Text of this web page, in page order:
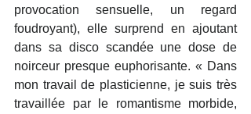
provocation sensuelle, un regard
foudroyant), elle surprend en ajoutant
dans sa disco scandée une dose de
noirceur presque euphorisante. « Dans
mon travail de plasticienne, je suis très
travaillée par le romantisme morbide,